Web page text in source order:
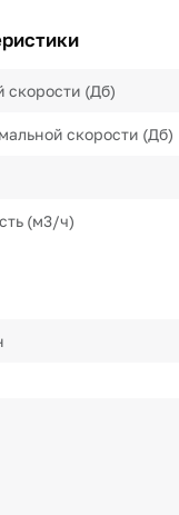
скорости (Дб)
скорости (Дб)
(м3/ч)